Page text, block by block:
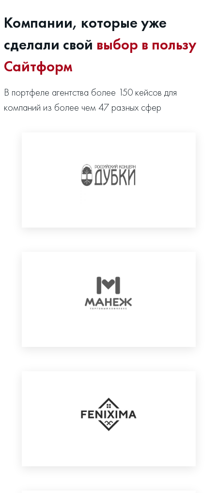
Компании, которые уже
сделали свой выбор в пользу
Сайтформ
В портфеле агентства более 150 кейсов для
компаний из более чем 47 разных сфер